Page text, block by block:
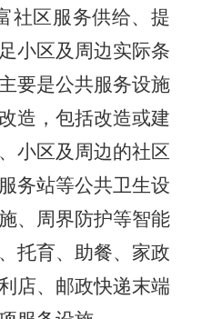
社区服务供给、提
小区及周边实际条
要是公共服务设施
造，包括改造或建
小区及周边的社区
务站等公共卫生设
、周界防护等智能
托育、助餐、家政
店、邮政快递末端